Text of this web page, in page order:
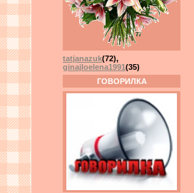
tatjanazuk(72),
ginajloelena1991 (35)
ГОВОРИЛКА